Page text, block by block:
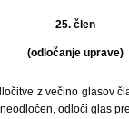
25. člen
(odločanje uprave)
z večino glasov
odloči glas